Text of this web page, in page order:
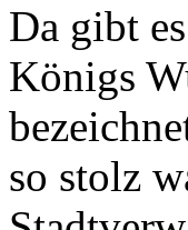
Da gibt
Königs
so stolz